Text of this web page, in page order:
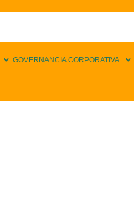
GOVERNANCIA CORPORATIVA